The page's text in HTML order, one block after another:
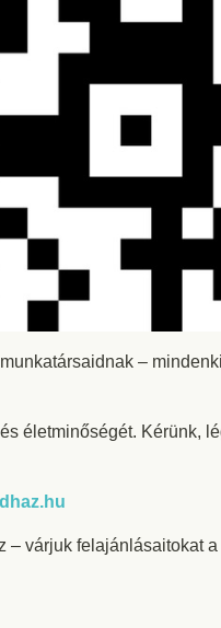
–
életminőségét. Kérünk,
– várjuk felajánlásaitokat